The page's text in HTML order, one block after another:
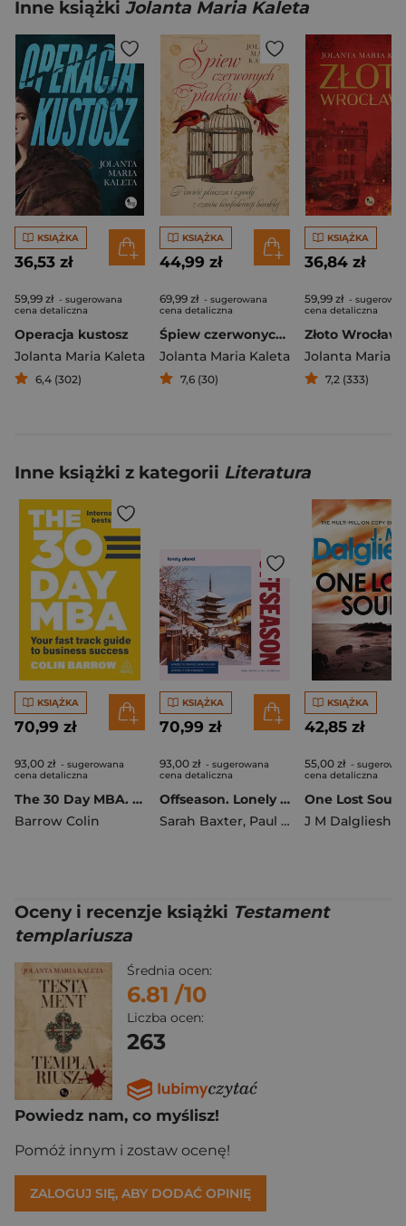
Inne książki Jolanta Maria Kaleta
KSIĄŻKA
36,53 zł
59,99 zł - sugerowana
cena detaliczna
Operacja kustosz
Jolanta Maria Kaleta
6,4 (302)
KSIĄŻKA
44,99 zł
69,99 zł - sugerowana
cena detaliczna
Śpiew czerwonych ptaków. Powieść płaszcza i szpady z czasów Konfederacji Barskiej
Jolanta Maria Kaleta
7,6 (30)
KSIĄŻKA
36,84 zł
59,99 zł -
cena detaliczna
Złoto
Jolanta Maria
7,2 (333)
Inne książki z kategorii Literatura
KSIĄŻKA
70,99 zł
93,00 zł - sugerowana
cena detaliczna
The 30 Day MBA. Your Fast Track Guide to Business Success
Barrow Colin
KSIĄŻKA
70,99 zł
93,00 zł - sugerowana
cena detaliczna
Offseason. Lonely Planet
Sarah Baxter, Paul Bloomfield
KSIĄŻKA
42,85 zł
55,00 zł -
cena detaliczna
One Lost Soul
J M Dalgliesh
Oceny i recenzje książki Testament
templariusza
Średnia ocen:
6.81 /10
Liczba ocen:
263
Powiedz nam, co myślisz!
Pomóż innym i zostaw ocenę!
ZALOGUJ SIĘ, ABY DODAĆ OPINIĘ